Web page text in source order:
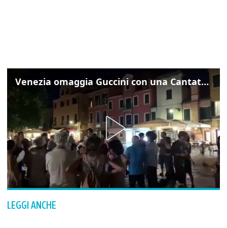
Venezia omaggia Guccini con una Cantata Anarchica in campo Santa Margherita
LEGGI ANCHE